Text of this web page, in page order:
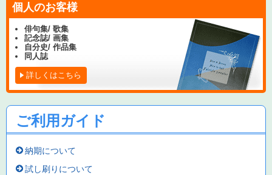
個人のお客様
俳句集/ 歌集
記念誌/ 画集
自分史/ 作品集
同人誌
詳しくはこちら
ご利用ガイド
納期について
試し刷りについて